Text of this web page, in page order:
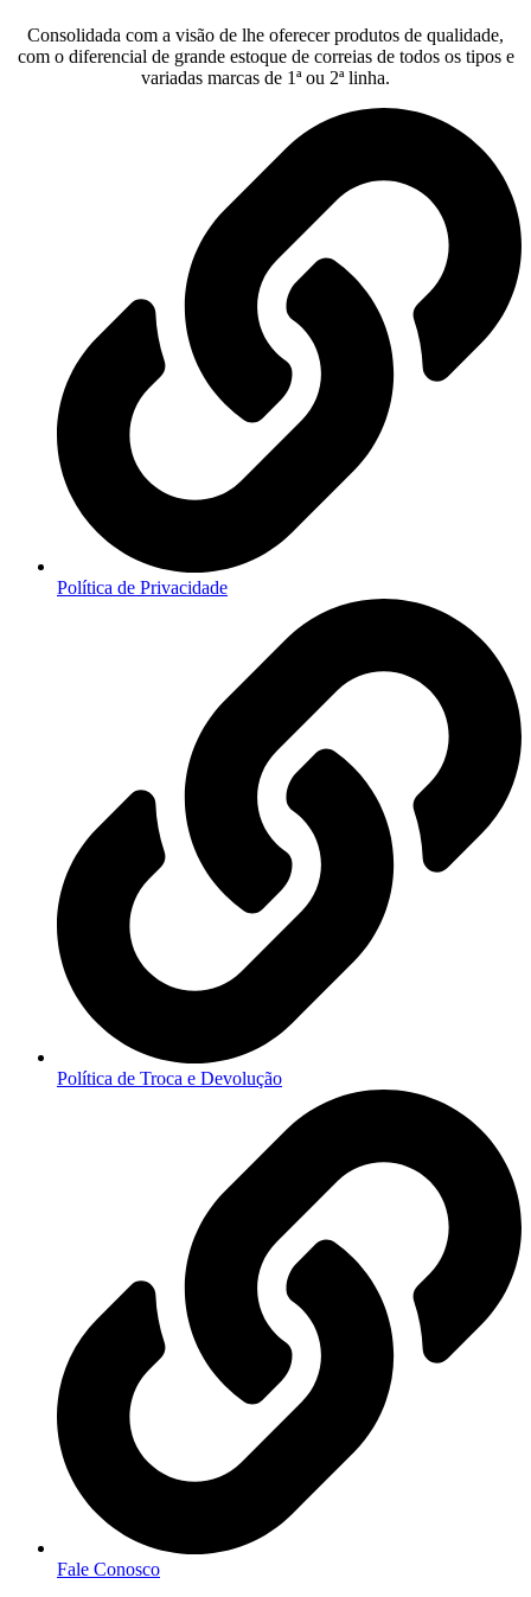
Consolidada com a visão de lhe oferecer produtos de qualidade,
com o diferencial de grande estoque de correias de todos os tipos e
variadas marcas de 1ª ou 2ª linha.
Política de Privacidade
Política de Troca e Devolução
Fale Conosco